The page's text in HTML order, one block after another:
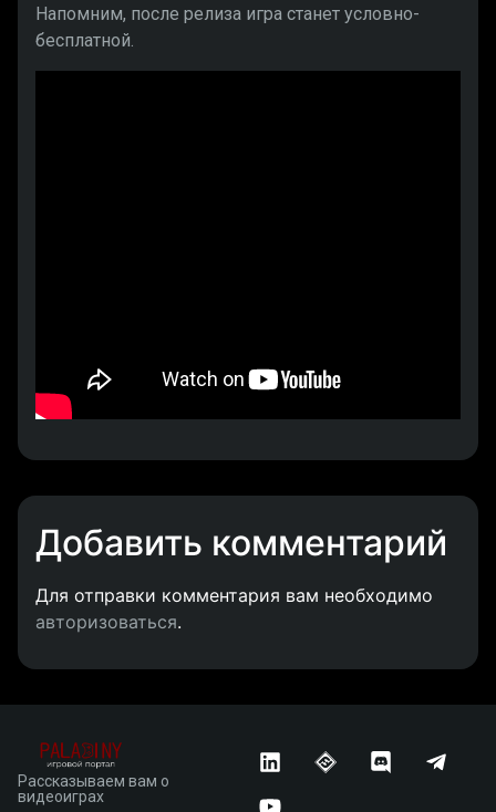
Напомним, после релиза игра станет условно-
бесплатной.
Добавить комментарий
Для отправки комментария вам необходимо
авторизоваться.
Рассказываем вам о
видеоиграх